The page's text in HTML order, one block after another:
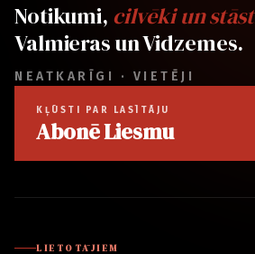
Notikumi, cilvēki un
Valmieras un Vidzemes.
NEATKARĪGI · VIETĒJI
KĻŪSTI PAR LASĪTĀJU
Abonē Liesmu
LIETOTĀJIEM